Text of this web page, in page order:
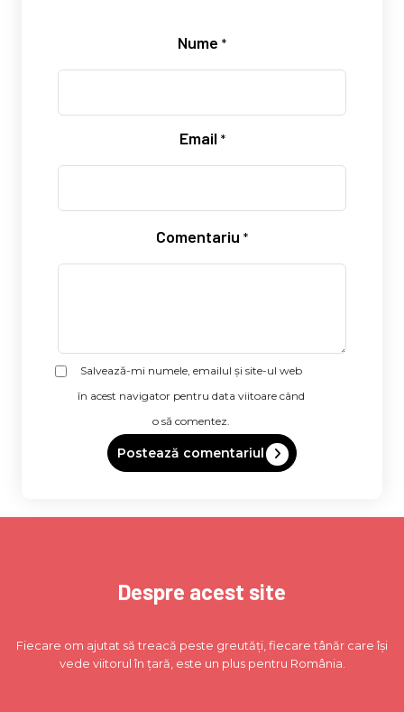
Comentariu *
Nume *
Email *
Salvează-mi numele, emailul și site-ul web
în acest navigator pentru data viitoare când
o să comentez.
Despre acest site
Fiecare om ajutat să treacă peste greutăți, fiecare tânăr care își
vede viitorul în țară, este un plus pentru România.